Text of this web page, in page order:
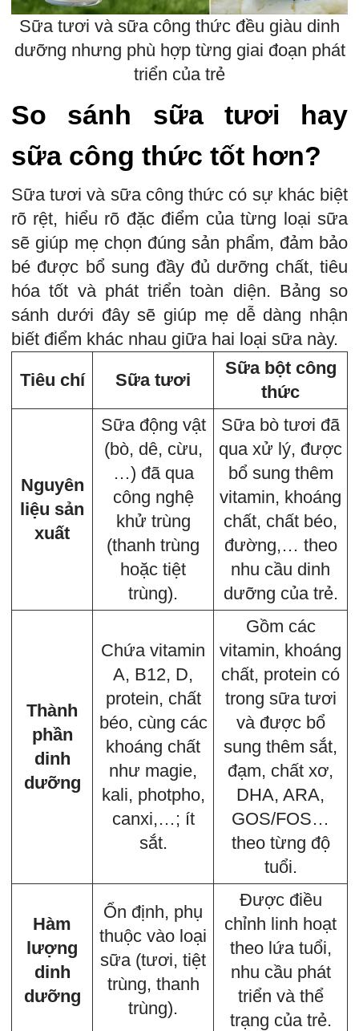
Sữa tươi và sữa công thức đều giàu dinh
dưỡng nhưng phù hợp từng giai đoạn phát
triển của trẻ
So sánh sữa tươi hay
sữa công thức tốt hơn?
Sữa tươi và sữa công thức có sự khác biệt
rõ rệt, hiểu rõ đặc điểm của từng loại sữa
sẽ giúp mẹ chọn đúng sản phẩm, đảm bảo
bé được bổ sung đầy đủ dưỡng chất, tiêu
hóa tốt và phát triển toàn diện. Bảng so
sánh dưới đây sẽ giúp mẹ dễ dàng nhận
biết điểm khác nhau giữa hai loại sữa này.
Tiêu chí Sữa tươi
Sữa bột công
thức
Nguyên
liệu sản
xuất
Sữa động vật
(bò, dê, cừu,
…) đã qua
công nghệ
khử trùng
(thanh trùng
hoặc tiệt
trùng).
Sữa bò tươi đã
qua xử lý, được
bổ sung thêm
vitamin, khoáng
chất, chất béo,
đường,… theo
nhu cầu dinh
dưỡng của trẻ.
Thành
phần
dinh
dưỡng
Chứa vitamin
A, B12, D,
protein, chất
béo, cùng các
khoáng chất
như magie,
kali, photpho,
canxi,…; ít
sắt.
Gồm các
vitamin, khoáng
chất, protein có
trong sữa tươi
và được bổ
sung thêm sắt,
đạm, chất xơ,
DHA, ARA,
GOS/FOS…
theo từng độ
tuổi.
Hàm
lượng
dinh
dưỡng
Ổn định, phụ
thuộc vào loại
sữa (tươi, tiệt
trùng, thanh
trùng).
Được điều
chỉnh linh hoạt
theo lứa tuổi,
nhu cầu phát
triển và thể
trạng của trẻ.